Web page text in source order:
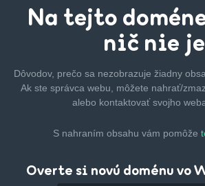
Na tejto
nič nie je
Dôvodov, prečo sa nezobrazuje žiadny
Ak ste správca webu, môžete nahrať/
alebo kontaktovať svojho
S nahraním obsahu vám pomôže
Overte si novú doménu vo